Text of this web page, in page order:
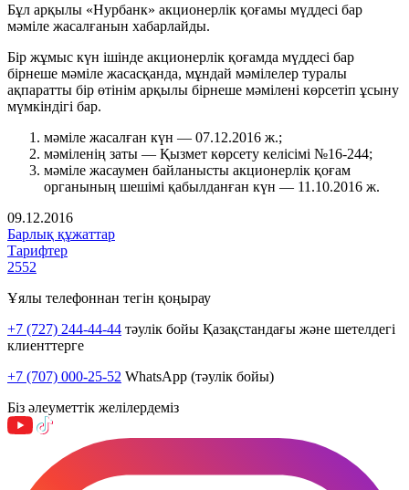
Бұл арқылы «Нурбанк» акционерлік қоғамы мүддесі бар
мәміле жасалғанын хабарлайды.
Бір жұмыс күн ішінде акционерлік қоғамда мүддесі бар
бірнеше мәміле жасасқанда, мұндай мәмілелер туралы
ақпаратты бір өтінім арқылы бірнеше мәмілені көрсетіп ұсыну
мүмкіндігі бар.
мәміле жасалған күн — 07.12.2016 ж.;
мәміленің заты — Қызмет көрсету келісімі №16-244;
мәміле жасаумен байланысты акционерлік қоғам
органының шешімі қабылданған күн — 11.10.2016 ж.
09.12.2016
Барлық құжаттар
Тарифтер
2552
Ұялы телефоннан тегін қоңырау
+7 (727) 244-44-44 тәулік бойы Қазақстандағы және шетелдегі
клиенттерге
+7 (707) 000-25-52 WhatsApp (тәулік бойы)
Біз әлеуметтік желілердеміз